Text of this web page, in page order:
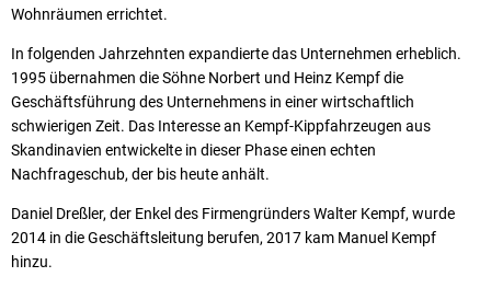
Wohnräumen errichtet.
In folgenden Jahrzehnten expandierte das Unternehmen erheblich.
1995 übernahmen die Söhne Norbert und Heinz Kempf die
Geschäftsführung des Unternehmens in einer wirtschaftlich
schwierigen Zeit. Das Interesse an Kempf-Kippfahrzeugen aus
Skandinavien entwickelte in dieser Phase einen echten
Nachfrageschub, der bis heute anhält.
Daniel Dreßler, der Enkel des Firmengründers Walter Kempf, wurde
2014 in die Geschäftsleitung berufen, 2017 kam Manuel Kempf
hinzu.